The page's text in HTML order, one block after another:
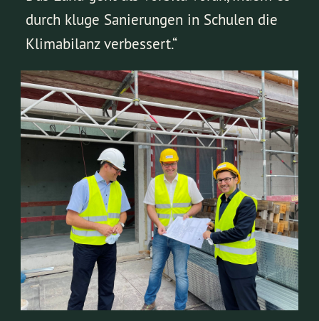
durch kluge Sanierungen in Schulen die
Klimabilanz verbessert.“